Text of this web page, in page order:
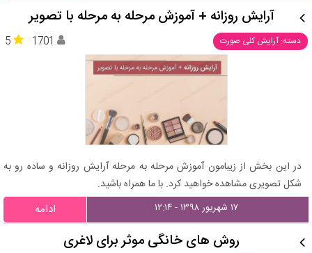
آرایش روزانه + آموزش مرحله به مرحله با تصویر
دسته: آرایش کلی صورت 5 1701
در این بخش از زیبامون آموزش مرحله به مرحله آرایش روزانه و ساده رو به
شکل تصویری مشاهده خواهید کرد. با ما همراه باشید.
۱۷ شهریور ۱۳۹۸ - ۱۲:۱۴ ادامه
روش های خانگی موثر برای لاغری